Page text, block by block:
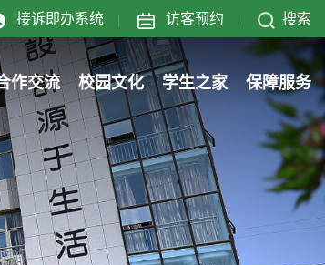
接诉即办系统 | 访客预约 | 搜索
作交流 校园文化 学生之家 保障服务